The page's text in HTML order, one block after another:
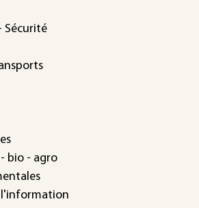
Sécurité
bio - agro
l'information